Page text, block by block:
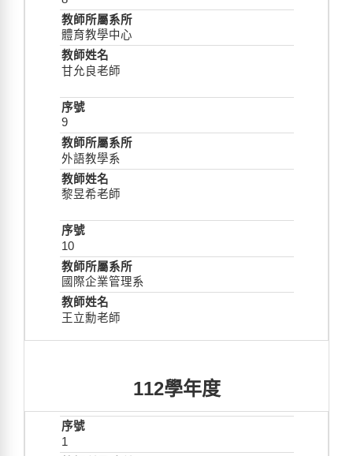
體育教學中心
甘允良老師
9
外語教學系
黎昱希老師
10
國際企業管理系
王立勳老師
112學年度
1